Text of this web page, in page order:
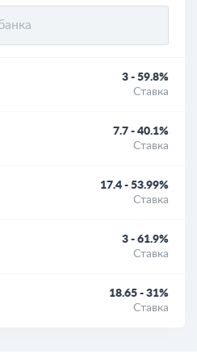
3 - 59.8%
Ставка
7.7 - 40.1%
Ставка
17.4 - 53.99%
Ставка
3 - 61.9%
Ставка
18.65 - 31%
Ставка